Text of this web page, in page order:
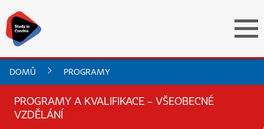
DOMŮ PROGRAMY
PROGRAMY A KVALIFIKACE – VŠEOBECNÉ
VZDĚLÁNÍ